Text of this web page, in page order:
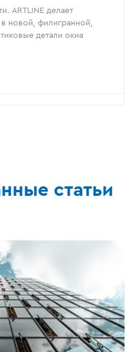
ARTLINE делает
новой, филигранной,
детали окна
статьи